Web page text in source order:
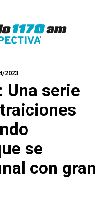
2023
Una serie
se
con gran